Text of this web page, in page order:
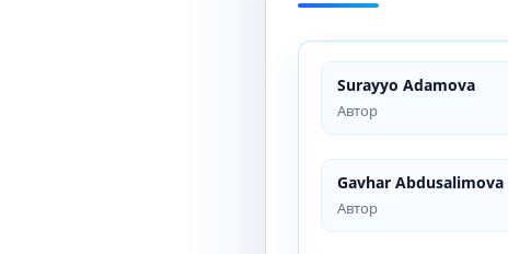
Surayyo Adamova
Автор
Gavhar Abdusalimova
Автор